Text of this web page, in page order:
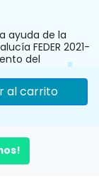
ayuda de la
FEDER 2021-
del
comerciales y
(reforma y
al carrito